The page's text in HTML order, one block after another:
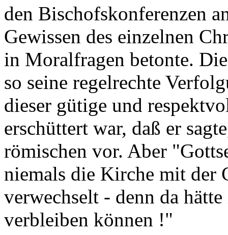
den Bischofskonferenzen
Gewissen des einzelnen
in Moralfragen betonte.
so seine regelrechte
dieser gütige und
erschüttert war, daß er
römischen vor. Aber
niemals die Kirche mit der
verwechselt - denn da
verbleiben können !"